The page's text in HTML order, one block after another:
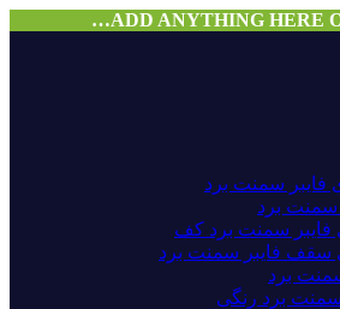
ADD ANYTHING HERE
فایبر سمنت برد
سمنت برد
فایبر سمنت برد کف
سقف فایبر سمنت برد
برد
سمنت برد رنگی